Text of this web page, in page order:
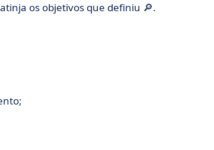
os objetivos que definiu 🔎.